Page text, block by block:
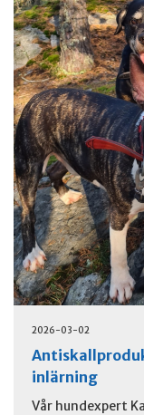
2026-03-02
inlärning
Vår hundexpert